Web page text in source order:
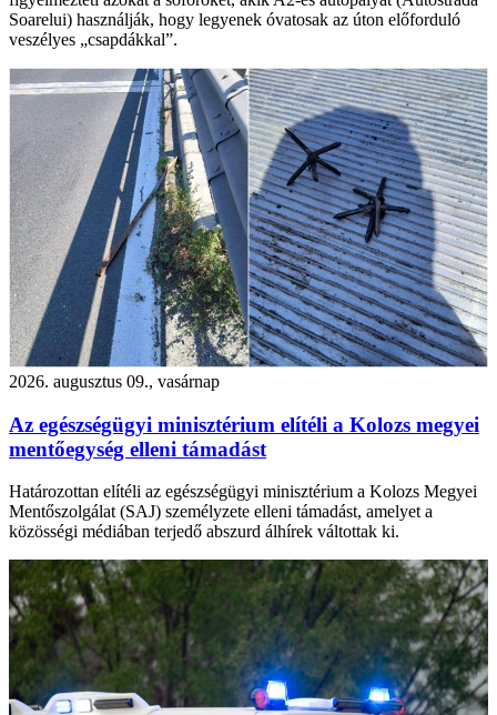
Soarelui) használják, hogy legyenek óvatosak az úton előforduló
veszélyes „csapdákkal”.
2026. augusztus 09., vasárnap
Az egészségügyi minisztérium elítéli a Kolozs megyei
mentőegység elleni támadást
Határozottan elítéli az egészségügyi minisztérium a Kolozs Megyei
Mentőszolgálat (SAJ) személyzete elleni támadást, amelyet a
közösségi médiában terjedő abszurd álhírek váltottak ki.